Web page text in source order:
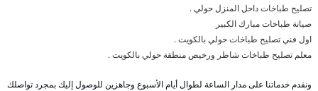
تصليح طباخات داحل المنزل حولي .
صيانة طباخات مبارك الكبير
اول فني تصليح طباخات حولي بالكويت .
معلم تصليح طباخات شاطر ورخيص منطقة حولي بالكويت .
ونقدم خدماتنا على مدار الساعة لطوال أيام الأسبوع وجاهزين للوصول إليك بمجرد تواصلك